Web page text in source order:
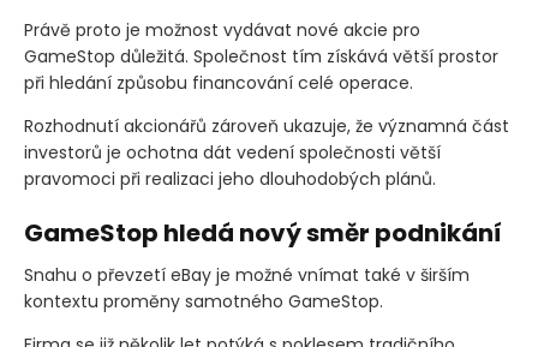
Právě proto je možnost vydávat nové akcie pro
GameStop důležitá. Společnost tím získává větší prostor
při hledání způsobu financování celé operace.
Rozhodnutí akcionářů zároveň ukazuje, že významná část
investorů je ochotna dát vedení společnosti větší
pravomoci při realizaci jeho dlouhodobých plánů.
GameStop hledá nový směr podnikání
Snahu o převzetí eBay je možné vnímat také v širším
kontextu proměny samotného GameStop.